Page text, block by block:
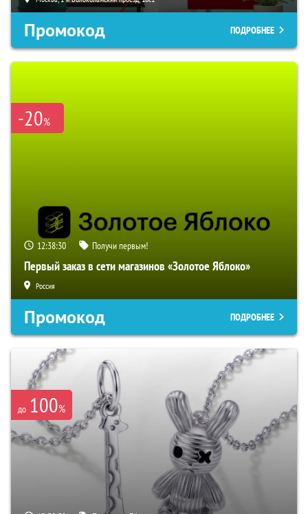
Промокод ПОДРОБНЕЕ
-20%
12:38:29 Получи первым!
Первый заказ в сети магазинов «Золотое Яблоко»
Россия
Промокод ПОДРОБНЕЕ
до 100%